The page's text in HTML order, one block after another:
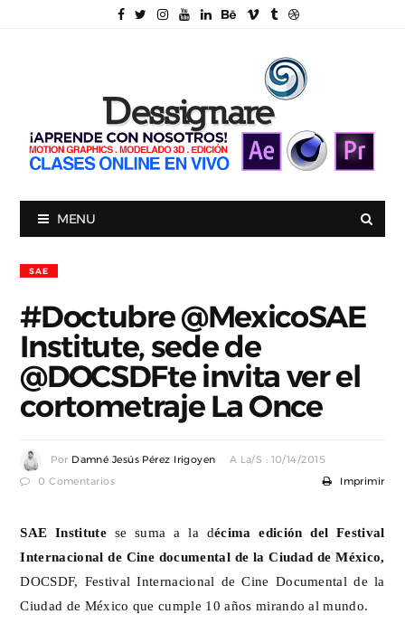
MENU
SAE
#Doctubre @MexicoSAE
Institute, sede de
@DOCSDF‏te invita ver el
cortometraje La Once
Por Damné Jesús Pérez Irigoyen A La/s : 10/14/2015
0 Comentarios Imprimir
SAE Institute se suma a la décima edición del Festival
Internacional de Cine documental de la Ciudad de México,
DOCSDF, Festival Internacional de Cine Documental de la
Ciudad de México que cumple 10 años mirando al mundo.